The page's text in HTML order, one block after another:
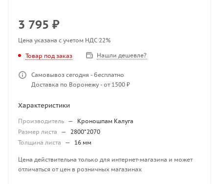
3 795 ₽
Цена указана с учетом НДС 22%
Товар под заказ Нашли дешевле?
Самовывоз сегодня - бесплатно
Доставка по Воронежу - от 1500 ₽
Характеристики
Производитель —
Кроношпам Калуга
Размер листа
— 2800*2070
Толщина листа
— 16 мм
Цена действительна только для интернет-магазина и может
отличаться от цен в розничных магазинах